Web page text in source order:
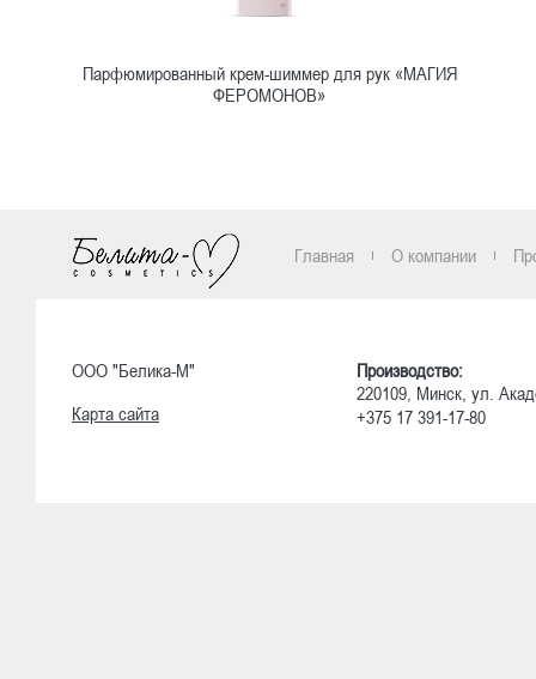
Парфюмированный крем-шиммер для рук «МАГИЯ
ФЕРОМОНОВ»
Главная О компании
ООО "Белика-М"
Карта сайта
Производство:
220109, Минск, ул.
+375 17 391-17-80